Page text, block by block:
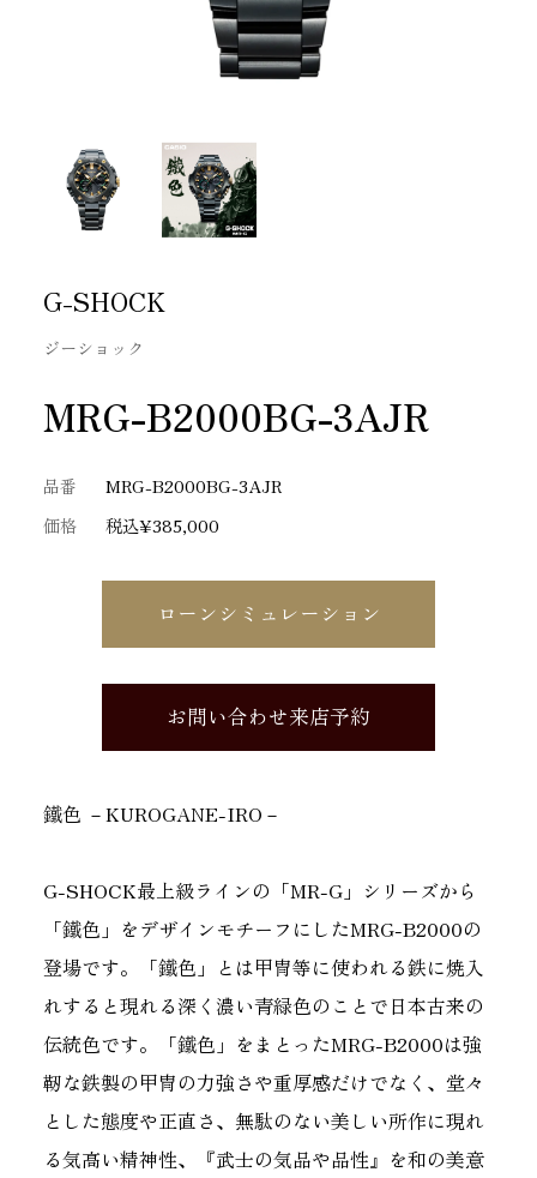
G-SHOCK
ジーショック
MRG-B2000BG-3AJR
品番
MRG-B2000BG-3AJR
価格
税込¥385,000
ローンシミュレーション
お問い合わせ来店予約
鐵色 －KUROGANE-IRO－
G-SHOCK最上級ラインの「MR-G」シリーズから
「鐵色」をデザインモチーフにしたMRG-B2000の
登場です。「鐵色」とは甲冑等に使われる鉄に焼入
れすると現れる深く濃い青緑色のことで日本古来の
伝統色です。「鐵色」をまとったMRG-B2000は強
靭な鉄製の甲冑の力強さや重厚感だけでなく、堂々
とした態度や正直さ、無駄のない美しい所作に現れ
る気高い精神性、『武士の気品や品性』を和の美意